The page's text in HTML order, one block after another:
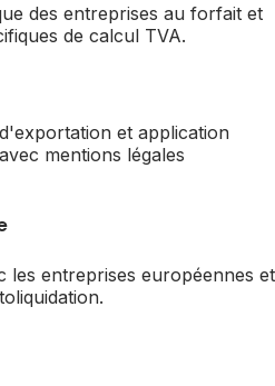
des entreprises au forfait et
de calcul TVA.
et application
mentions légales
les entreprises européennes et